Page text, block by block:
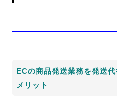
ECの商品発送業務を発送
メリット